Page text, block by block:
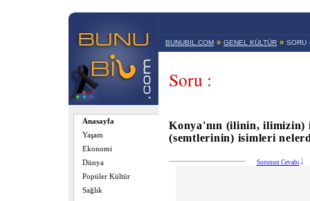
Anasayfa
Yaşam
Ekonomi
Dünya
Popüler Kültür
Sağlık
BUNUBIL.COM » GENEL KÜLTÜR » SORU
Soru :
Konya'nın (ilinin, ilimizin)
(semtlerinin) isimleri
Sorunun Cevabı